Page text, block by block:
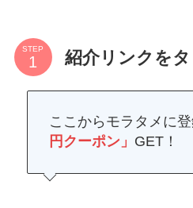
STEP 紹介リンクを
ここからモラタメに
円クーポン」 GET！